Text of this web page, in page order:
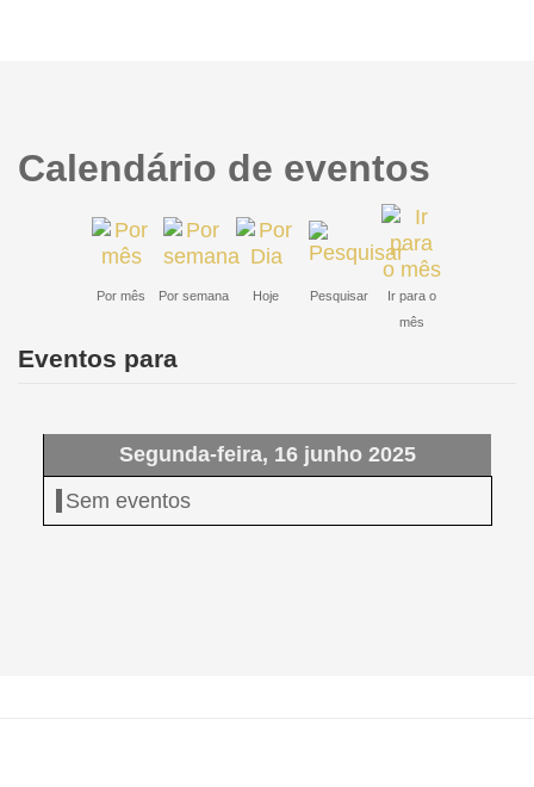
Calendário de eventos
Por mês Por semana Hoje Pesquisar
Ir para o
mês
Eventos para
Segunda-feira, 16 junho 2025
Sem eventos